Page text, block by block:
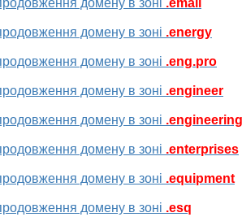
домену в зоні .email
домену в зоні .energy
домену в зоні .eng.pro
домену в зоні .engineer
домену в зоні .engineering
домену в зоні .enterprises
домену в зоні .equipment
домену в зоні .esq